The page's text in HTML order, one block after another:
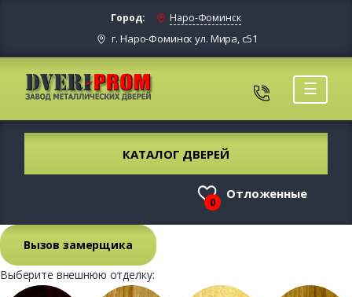
Город: Наро-Фоминск
г. Наро-Фоминск ул. Мира, с51
☰
КАТАЛОГ ДВЕРЕЙ
0
Отложенные
Вызов замерщика
Выберите внешнюю отделку: